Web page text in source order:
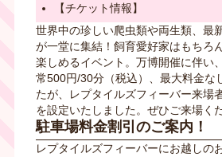
【チケット情報】
世界中の珍しい爬虫類や両生類、最
が一堂に集結！飼育愛好家はもちろ
楽しめるイベント。万博開催に伴い
常500円/30分（税込）、最大料金な
たが、レプタイルズフィーバー来場
を設定いたしました。ぜひご来場く
駐車場料金割引のご案内！
レプタイルズフィーバーにお越しの